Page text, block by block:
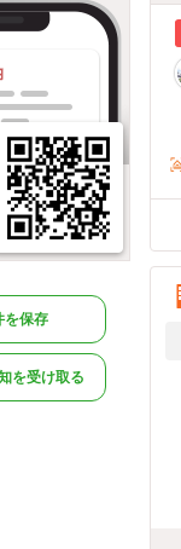
を保存
を受け取る